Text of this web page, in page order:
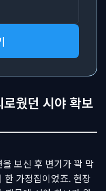
웠던 시야 확보
보신 후 변기가 꽉 막
한 가정집이었죠. 현장